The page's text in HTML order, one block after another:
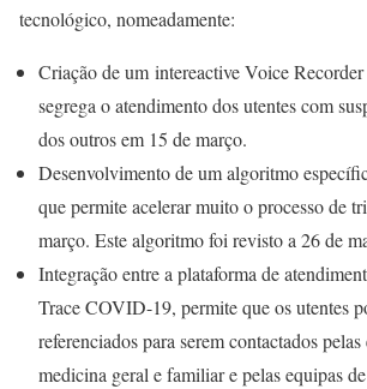
tecnológico, nomeadamente:
Criação de um intereactive Voice
segrega o atendimento dos utentes com
dos outros em 15 de março.
Desenvolvimento de um algoritmo
que permite acelerar muito o processo de
março. Este algoritmo foi revisto a 26 de
Integração entre a plataforma de
Trace COVID-19, permite que os utentes
referenciados para serem contactados
medicina geral e familiar e pelas equipas